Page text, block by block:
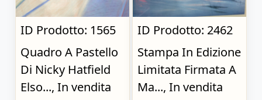
ID Prodotto: 1565
Quadro A Pastello
Di Nicky Hatfield
Elso..., In vendita
ID Prodotto: 2462
Stampa In Edizione
Limitata Firmata A
Ma..., In vendita